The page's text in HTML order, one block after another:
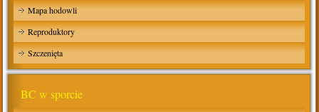
Mapa hodowli
Reproduktory
Szczenięta
BC w sporcie